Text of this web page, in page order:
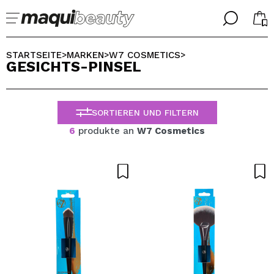
╳
Ich bin bereits #maquilover, ich habe ein Konto
Ich habe hier kein Konto
╳
WÄHLE DEINE SPRACHE
ALEMAN
ESPAÑOL
ENGLISH
FRANCES
STARTSEITE>MARKEN>W7 COSMETICS>
GESICHTS-PINSEL
SORTIEREN UND FILTERN
6 produkte an W7 Cosmetics